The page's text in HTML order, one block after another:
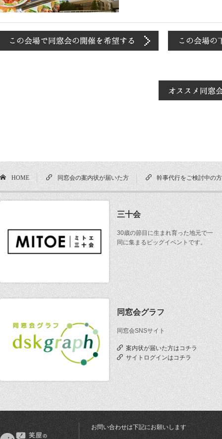
HOME 同窓会の案内状が届いた方 幹事代行をご検討中の方
三十会
30歳の節目に生まれ育った地元で一
同に集まるビッグイベントです。
同窓会グラフ
同窓会SNSサイト
案内状が届いた方はコチラ
サイトログインはコチラ
お問い合わせは下記にお願いします